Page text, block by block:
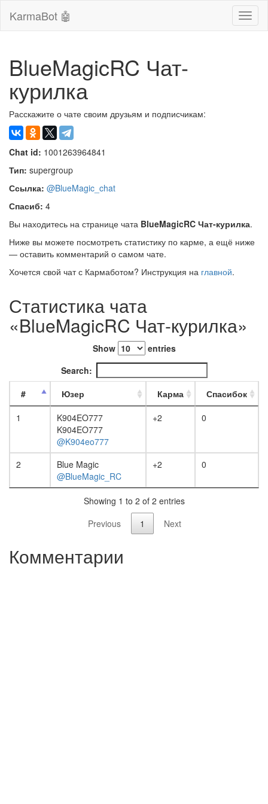
KarmaBot 🤖
BlueMagicRC Чат-
курилка
Расскажите о чате своим друзьям и подписчикам:
Chat id: 1001263964841
Тип: supergroup
Ссылка: @BlueMagic_chat
Спасиб: 4
Вы находитесь на странице чата BlueMagicRC Чат-курилка.
Ниже вы можете посмотреть статистику по карме, а ещё ниже
— оставить комментарий о самом чате.
Хочется свой чат с Кармаботом? Инструкция на главной.
Статистика чата
«BlueMagicRC Чат-курилка»
Show
entries
Search:
#
Юзер Карма
Спасибок
1
K904EO777
K904EO777
@K904eo777
+2 0
2
Blue Magic
@BlueMagic_RC
+2 0
Showing 1 to 2 of 2 entries
Previous
1 Next
Комментарии